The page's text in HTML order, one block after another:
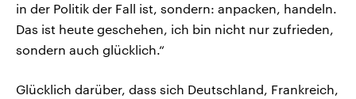
in der Politik der Fall ist, sondern: anpacken, handeln.
Das ist heute geschehen, ich bin nicht nur zufrieden,
sondern auch glücklich.“
Glücklich darüber, dass sich Deutschland, Frankreich,